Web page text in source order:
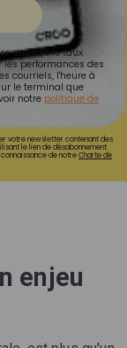
analyse le taux
performances des
courriels, l'heure à
le terminal que
notre politique de
votre newsletter contenant des
le lien de désabonnement
de notreCharte de
enjeu